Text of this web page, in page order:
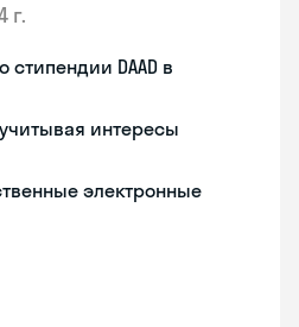
г.
DAAD в
интересы
электронные